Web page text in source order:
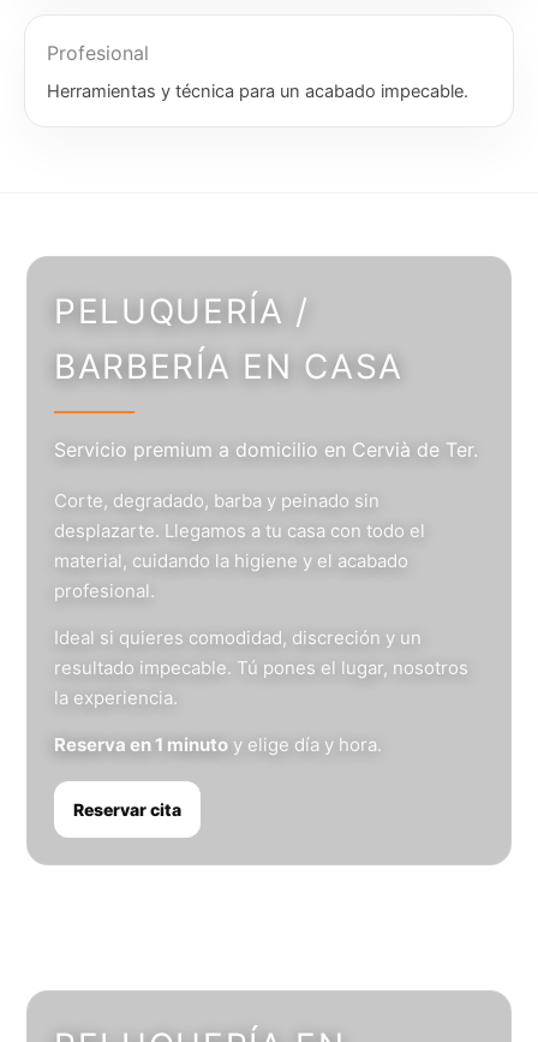
Profesional
Herramientas y técnica para un acabado impecable.
PELUQUERÍA /
BARBERÍA EN CASA
Servicio premium a domicilio en Cervià de Ter.
Corte, degradado, barba y peinado sin
desplazarte. Llegamos a tu casa con todo el
material, cuidando la higiene y el acabado
profesional.
Ideal si quieres comodidad, discreción y un
resultado impecable. Tú pones el lugar, nosotros
la experiencia.
Reserva en 1 minuto y elige día y hora.
Reservar cita